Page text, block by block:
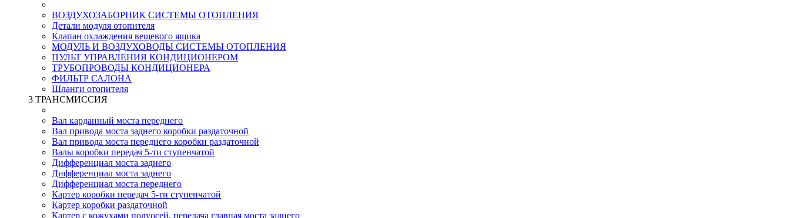
ВОЗДУХОЗАБОРНИК СИСТЕМЫ ОТОПЛЕНИЯ
Детали модуля отопителя
Клапан охлаждения вещевого ящика
МОДУЛЬ И ВОЗДУХОВОДЫ СИСТЕМЫ ОТОПЛЕНИЯ
ПУЛЬТ УПРАВЛЕНИЯ КОНДИЦИОНЕРОМ
ТРУБОПРОВОДЫ КОНДИЦИОНЕРА
ФИЛЬТР САЛОНА
Шланги отопителя
3 ТРАНСМИССИЯ
Вал карданный моста переднего
Вал привода моста заднего коробки раздаточной
Вал привода моста переднего коробки раздаточной
Валы коробки передач 5-ти ступенчатой
Дифференциал моста заднего
Дифференциал моста заднего
Дифференциал моста переднего
Картер коробки передач 5-ти ступенчатой
Картер коробки раздаточной
Картер с кожухами полуосей, передача главная моста заднего